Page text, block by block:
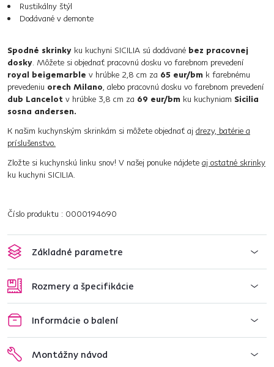
Rustikálny štýl
Dodávané v demonte
Spodné skrinky ku kuchyni SICILIA sú dodávané bez pracovnej
dosky. Môžete si objednať pracovnú dosku vo farebnom prevedení
royal beigemarble v hrúbke 2,8 cm za 65 eur/bm k farebnému
prevedeniu orech Milano, alebo pracovnú dosku vo farebnom prevedení
dub Lancelot v hrúbke 3,8 cm za 69 eur/bm ku kuchyniam Sicilia
sosna andersen.
K našim kuchynským skrinkám si môžete objednať aj drezy, batérie a
príslušenstvo.
Zložte si kuchynskú linku snov! V našej ponuke nájdete aj ostatné skrinky
ku kuchyni SICILIA.
Číslo produktu : 0000194690
Základné parametre
Rozmery a špecifikácie
Informácie o balení
Montážny návod